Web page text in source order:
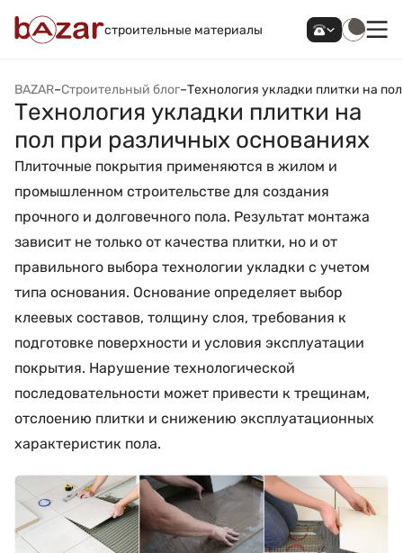
строительные материалы
BAZAR–Строительный блог–Технология укладки плитки на
Технология укладки плитки на
пол при различных основаниях
Плиточные покрытия применяются в жилом и
промышленном строительстве для создания
прочного и долговечного пола. Результат монтажа
зависит не только от качества плитки, но и от
правильного выбора технологии укладки с учетом
типа основания. Основание определяет выбор
клеевых составов, толщину слоя, требования к
подготовке поверхности и условия эксплуатации
покрытия. Нарушение технологической
последовательности может привести к трещинам,
отслоению плитки и снижению эксплуатационных
характеристик пола.